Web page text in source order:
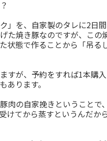
」を、自家製のタレに2日間
た焼き豚なのですが、この
状態で作ることから「吊る
すが、予約をすれば1本購入
あります。
肉の自家挽きということで
けてから蒸すというんだか